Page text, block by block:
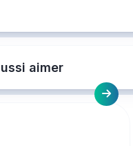
aimer